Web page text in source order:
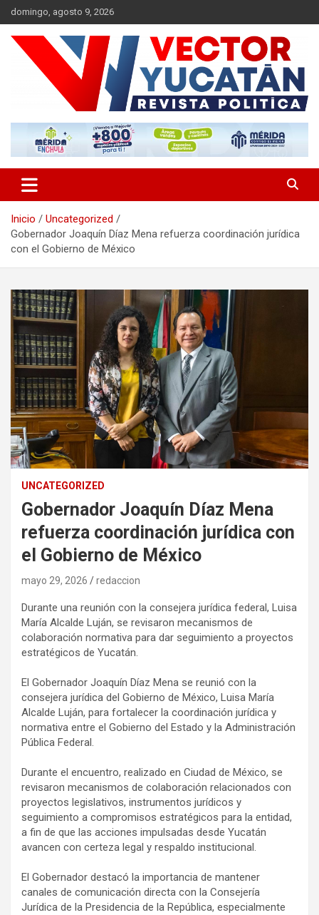
Saltar
al
contenido
domingo, agosto 9, 2026
Vector Yucatán
Inicio
Uncategorized
Gobernador Joaquín Díaz Mena refuerza coordinación jurídica
con el Gobierno de México
UNCATEGORIZED
Gobernador Joaquín Díaz Mena
refuerza coordinación jurídica con
el Gobierno de México
mayo 29, 2026 redaccion
Durante una reunión con la consejera jurídica federal, Luisa
María Alcalde Luján, se revisaron mecanismos de
colaboración normativa para dar seguimiento a proyectos
estratégicos de Yucatán.
El Gobernador Joaquín Díaz Mena se reunió con la
consejera jurídica del Gobierno de México, Luisa María
Alcalde Luján, para fortalecer la coordinación jurídica y
normativa entre el Gobierno del Estado y la Administración
Pública Federal.
Durante el encuentro, realizado en Ciudad de México, se
revisaron mecanismos de colaboración relacionados con
proyectos legislativos, instrumentos jurídicos y
seguimiento a compromisos estratégicos para la entidad,
a fin de que las acciones impulsadas desde Yucatán
avancen con certeza legal y respaldo institucional.
El Gobernador destacó la importancia de mantener
canales de comunicación directa con la Consejería
Jurídica de la Presidencia de la República, especialmente